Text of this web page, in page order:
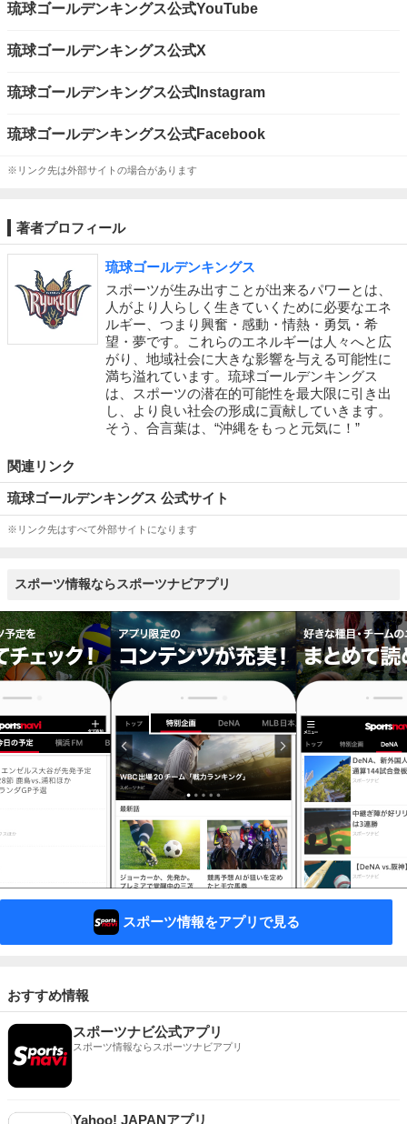
琉球ゴールデンキングス公式YouTube
琉球ゴールデンキングス公式X
琉球ゴールデンキングス公式Instagram
琉球ゴールデンキングス公式Facebook
※リンク先は外部サイトの場合があります
著者プロフィール
琉球ゴールデンキングス
スポーツが生み出すことが出来るパワーとは、
人がより人らしく生きていくために必要なエネ
ルギー、つまり興奮・感動・情熱・勇気・希
望・夢です。これらのエネルギーは人々へと広
がり、地域社会に大きな影響を与える可能性に
満ち溢れています。琉球ゴールデンキングス
は、スポーツの潜在的可能性を最大限に引き出
し、より良い社会の形成に貢献していきます。
そう、合言葉は、“沖縄をもっと元気に！”
関連リンク
琉球ゴールデンキングス 公式サイト
※リンク先はすべて外部サイトになります
スポーツ情報ならスポーツナビアプリ
スポーツ情報をアプリで見る
おすすめ情報
スポーツナビ公式アプリ
スポーツ情報ならスポーツナビアプリ
Yahoo! JAPANアプリ